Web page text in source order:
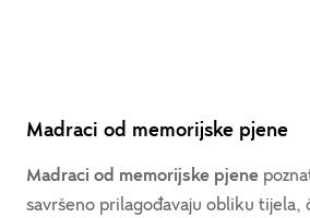
Madraci od memorijske pjene
Madraci od memorijske pjene
savršeno prilagođavaju obliku tijela,